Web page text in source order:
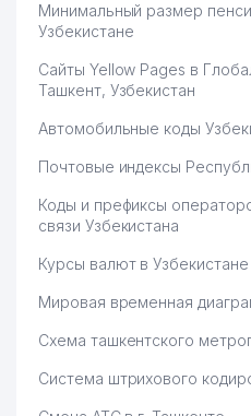
67 HAMZA MAKTAB
68 BEGZOD FARM
AMIR ROVSHAN
LANDSCAPE OF
73
74 GAMMA-DENT ООО
75
DOCTOR-K AND
Минимальный размер
Узбекистане
Сайты Yellow Pages в
Ташкент, Узбекистан
Автомобильные коды
Почтовые индексы
Коды и префиксы
связи Узбекистана
Курсы валют в Узбекистане
Мировая временная
Схема ташкентского
Система штрихового